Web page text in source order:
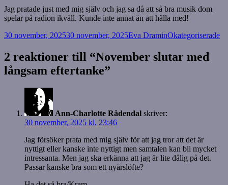
Jag pratade just med mig själv och jag sa då att så bra musik dom
spelar på radion ikväll. Kunde inte annat än att hålla med!
Postat
30 november, 202530 november, 2025Författare
Eva DraminKategorier
Okategoriserade
2 reaktioner till “November slutar med
långsam eftertanke”
Ann-Charlotte Rådendal skriver:
30 november, 2025 kl. 23:46
Jag försöker prata med mig själv för att jag tror att det är
nyttigt eller kanske inte nyttigt men samtalen kan bli mycket
intressanta. Men jag ska erkänna att jag är lite dålig på det.
Passar kanske bra som ett nyårslöfte?